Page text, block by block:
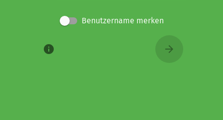
Benutzername merken
info arrow_forward